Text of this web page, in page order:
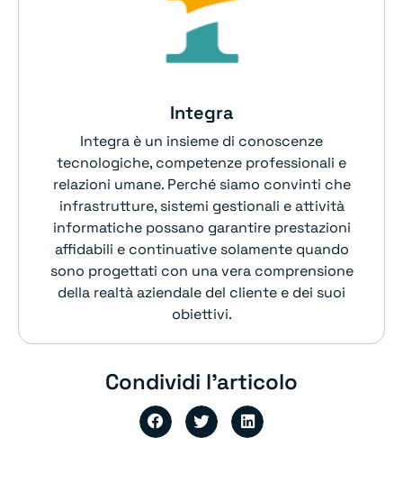
Integra
Integra è un insieme di conoscenze
tecnologiche, competenze professionali e
relazioni umane. Perché siamo convinti che
infrastrutture, sistemi gestionali e attività
informatiche possano garantire prestazioni
affidabili e continuative solamente quando
sono progettati con una vera comprensione
della realtà aziendale del cliente e dei suoi
obiettivi.
Condividi l'articolo